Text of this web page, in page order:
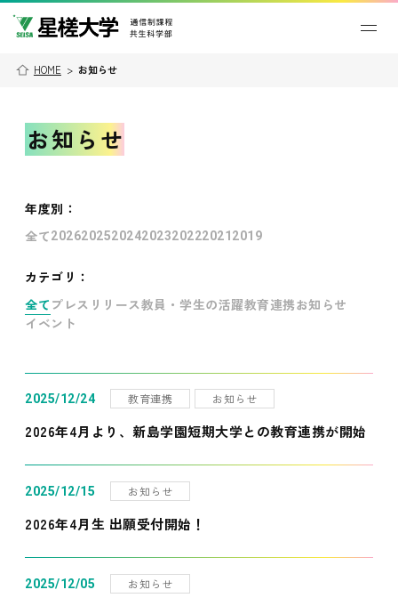
HOME > お知らせ
お知らせ
年度別 ：
全て202620252024202320222021 2019
カテゴリ：
全て プレスリリース教員・学生の活躍教育連携お知らせ
イベント
2025/12/24 教育連携 お知らせ
2026年4月より、新島学園短期大学との教育連携が開始
2025/12/15 お知らせ
2026年4月生 出願受付開始！
2025/12/05 お知らせ